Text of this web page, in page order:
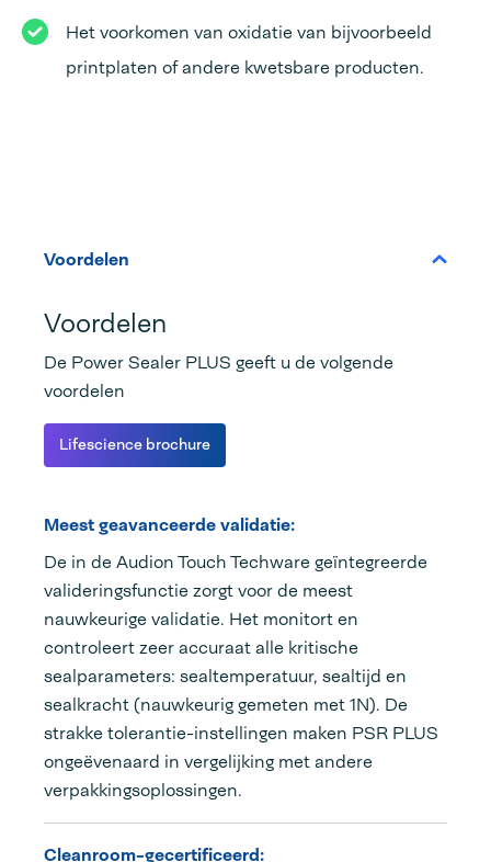
Het voorkomen van oxidatie van bijvoorbeeld
printplaten of andere kwetsbare producten.
Voordelen
Voordelen
De Power Sealer PLUS geeft u de volgende
voordelen
Lifescience brochure
Meest geavanceerde validatie:
De in de Audion Touch Techware geïntegreerde
valideringsfunctie zorgt voor de meest
nauwkeurige validatie. Het monitort en
controleert zeer accuraat alle kritische
sealparameters: sealtemperatuur, sealtijd en
sealkracht (nauwkeurig gemeten met 1N). De
strakke tolerantie-instellingen maken PSR PLUS
ongeëvenaard in vergelijking met andere
verpakkingsoplossingen.
Cleanroom-gecertificeerd: